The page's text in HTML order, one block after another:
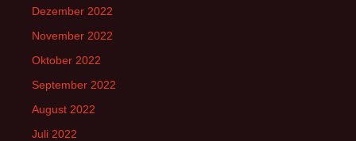
Dezember 2022
November 2022
Oktober 2022
September 2022
August 2022
Juli 2022